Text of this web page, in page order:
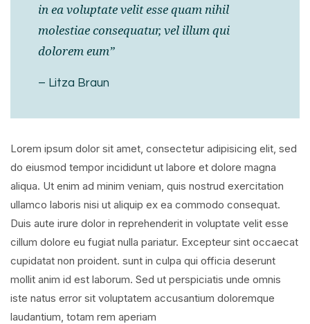
in ea voluptate velit esse quam nihil
molestiae consequatur, vel illum qui
dolorem eum”
– Litza Braun
Lorem ipsum dolor sit amet, consectetur adipisicing elit, sed
do eiusmod tempor incididunt ut labore et dolore magna
aliqua. Ut enim ad minim veniam, quis nostrud exercitation
ullamco laboris nisi ut aliquip ex ea commodo consequat.
Duis aute irure dolor in reprehenderit in voluptate velit esse
cillum dolore eu fugiat nulla pariatur. Excepteur sint occaecat
cupidatat non proident. sunt in culpa qui officia deserunt
mollit anim id est laborum. Sed ut perspiciatis unde omnis
iste natus error sit voluptatem accusantium doloremque
laudantium, totam rem aperiam